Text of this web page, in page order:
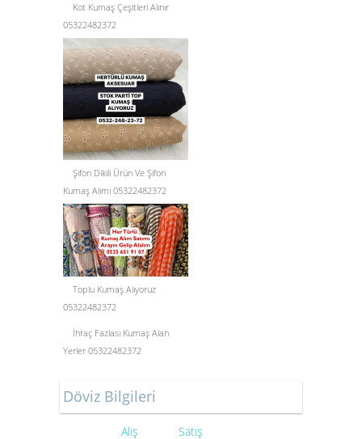
Kot Kumaş Çeşitleri Alınır
05322482372
Şifon Dikili Ürün Ve Şifon
Kumaş Alımı 05322482372
Toplu Kumaş Alıyoruz
05322482372
İhraç Fazlası Kumaş Alan
Yerler 05322482372
Döviz Bilgileri
Alış Satış